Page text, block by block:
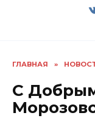
ГЛАВНАЯ »
С